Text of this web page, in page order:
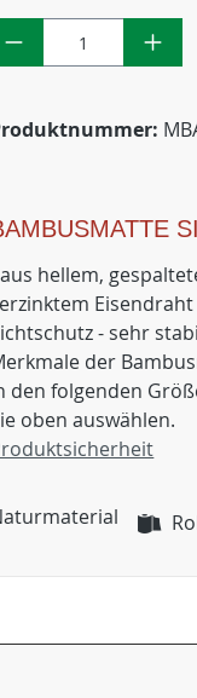
hellem,
- sehr
der
den folgenden
oben auswählen.